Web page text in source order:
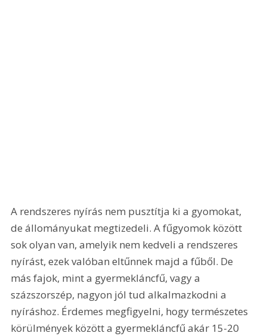
A rendszeres nyírás nem pusztítja ki a gyomokat,
de állományukat megtizedeli. A fűgyomok között
sok olyan van, amelyik nem kedveli a rendszeres
nyírást, ezek valóban eltűnnek majd a fűből. De
más fajok, mint a gyermekláncfű, vagy a
százszorszép, nagyon jól tud alkalmazkodni a
nyíráshoz. Érdemes megfigyelni, hogy természetes
körülmények között a gyermekláncfű akár 15-20